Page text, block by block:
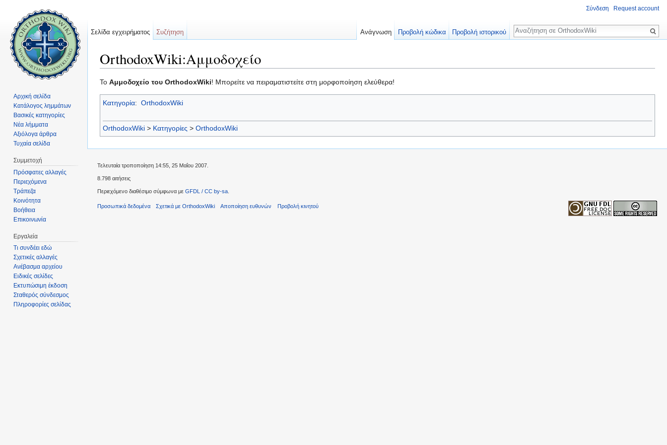
OrthodoxWiki:Αμμοδοχείο
Το Αμμοδοχείο του OrthodoxWiki! Μπορείτε να πειραματιστείτε στη μορφοποίηση ελεύθερα!
Κατηγορία: OrthodoxWiki
OrthodoxWiki > Κατηγορίες > OrthodoxWiki
Σύνδεση Request account
Σελίδα εγχειρήματος Συζήτηση Ανάγνωση Προβολή κώδικα Προβολή ιστορικού
Αναζήτηση
Αρχική σελίδα
Κατάλογος λημμάτων
Βασικές κατηγορίες
Νέα λήμματα
Αξιόλογα άρθρα
Τυχαία σελίδα
Συμμετοχή
Πρόσφατες αλλαγές
Περιεχόμενα
Τράπεζα
Κοινότητα
Βοήθεια
Επικοινωνία
Εργαλεία
Τι συνδέει εδώ
Σχετικές αλλαγές
Ανέβασμα αρχείου
Ειδικές σελίδες
Εκτυπώσιμη έκδοση
Σταθερός σύνδεσμος
Πληροφορίες σελίδας
Τελευταία τροποποίηση 14:55, 25 Μαΐου 2007.
8.798 αιτήσεις
Περιεχόμενο διαθέσιμο σύμφωνα με GFDL / CC by-sa
Προσωπικά δεδομένα Σχετικά με OrthodoxWiki Αποποίηση ευθυνών Προβολή κινητού